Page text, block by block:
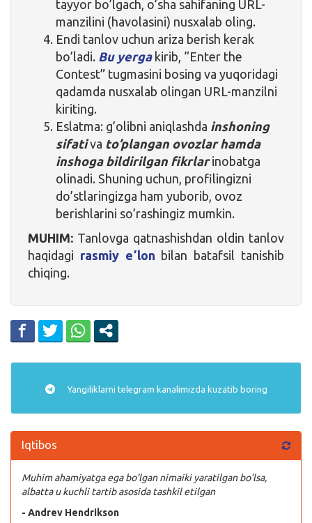
tayyor bo’lgach, o’sha sahifaning URL-
manzilini (havolasini) nusxalab oling.
Endi tanlov uchun ariza berish kerak
bo’ladi. Bu yergakirib, “Enter the
Contest” tugmasini bosing va yuqoridagi
qadamda nusxalab olingan URL-manzilni
kiriting.
Eslatma: g’olibni aniqlashda inshoning
sifativa to’plangan ovozlar hamda
inshoga bildirilgan fikrlarinobatga
olinadi. Shuning uchun, profilingizni
do’stlaringizga ham yuborib, ovoz
berishlarini so’rashingiz mumkin.
MUHIM: Tanlovga qatnashishdan oldin tanlov
haqidagi rasmiy eʼlon bilan batafsil tanishib
chiqing.
Yangiliklarni telegram kanalimizda kuzatib boring
Iqtibos
Muhim ahamiyatga ega bo’lgan nimaiki yaratilgan bo’lsa,
albatta u kuchli tartib asosida tashkil etilgan
- Andrev Hendrikson